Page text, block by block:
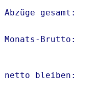
Abzüge gesamt:
Monats-
netto